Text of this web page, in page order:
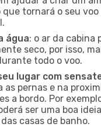
tornará o seu voo
água: o ar da cabina
seco, por isso,
todo o voo.
lugar com
as pernas e na
a bordo. Por
ser uma boa
casas de banho.